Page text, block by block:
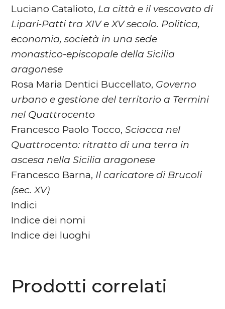
Luciano Catalioto, La città e il vescovato di
Lipari-Patti tra XIV e XV secolo. Politica,
economia, società in una sede
monastico-episcopale della Sicilia
aragonese
Rosa Maria Dentici Buccellato, Governo
urbano e gestione del territorio a Termini
nel Quattrocento
Francesco Paolo Tocco,Sciacca nel
Quattrocento: ritratto di una terra in
ascesa nella Sicilia aragonese
Francesco Barna, Il caricatore di Brucoli
(sec. XV)
Indici
Indice dei nomi
Indice dei luoghi
Prodotti correlati